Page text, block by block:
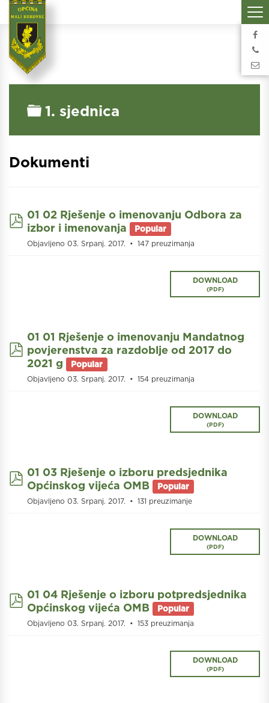
Folder
1. sjednica
Dokumenti
pdf
01 02 Rješenje o imenovanju Odbora za
izbor i imenovanja
Popular
Objavljeno 03. Srpanj. 2017. 147 preuzimanja
DOWNLOAD
(PDF)
pdf
01 01 Rješenje o imenovanju Mandatnog
povjerenstva za razdoblje od 2017 do
2021 g
Popular
Objavljeno 03. Srpanj. 2017. 154 preuzimanja
DOWNLOAD
(PDF)
pdf
01 03 Rješenje o izboru predsjednika
Općinskog vijeća OMB
Popular
Objavljeno 03. Srpanj. 2017. 131 preuzimanje
DOWNLOAD
(PDF)
pdf
01 04 Rješenje o izboru potpredsjednika
Općinskog vijeća OMB
Popular
Objavljeno 03. Srpanj. 2017. 153 preuzimanja
DOWNLOAD
(PDF)